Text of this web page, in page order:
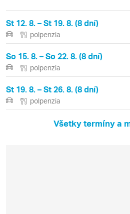
St 12. 8. – St 19. 8. (8 dní)
polpenzia
So 15. 8. – So 22. 8. (8 dní)
polpenzia
St 19. 8. – St 26. 8. (8 dní)
polpenzia
Všetky termíny a